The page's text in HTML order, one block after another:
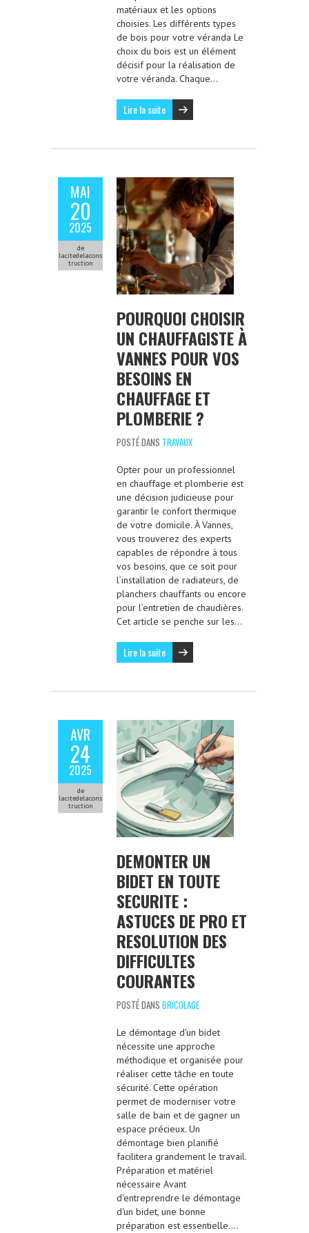
matériaux et les options
choisies. Les différents types
de bois pour votre véranda Le
choix du bois est un élément
décisif pour la réalisation de
votre véranda. Chaque…
Lire la suite
MAI
20
2025
de
lacitedelacons
truction
POURQUOI CHOISIR
UN CHAUFFAGISTE À
VANNES POUR VOS
BESOINS EN
CHAUFFAGE ET
PLOMBERIE ?
POSTÉ DANS TRAVAUX
Opter pour un professionnel
en chauffage et plomberie est
une décision judicieuse pour
garantir le confort thermique
de votre domicile. À Vannes,
vous trouverez des experts
capables de répondre à tous
vos besoins, que ce soit pour
l’installation de radiateurs, de
planchers chauffants ou encore
pour l’entretien de chaudières.
Cet article se penche sur les…
Lire la suite
AVR
24
2025
de
lacitedelacons
truction
DEMONTER UN
BIDET EN TOUTE
SECURITE :
ASTUCES DE PRO ET
RESOLUTION DES
DIFFICULTES
COURANTES
POSTÉ DANS BRICOLAGE
Le démontage d'un bidet
nécessite une approche
méthodique et organisée pour
réaliser cette tâche en toute
sécurité. Cette opération
permet de moderniser votre
salle de bain et de gagner un
espace précieux. Un
démontage bien planifié
facilitera grandement le travail.
Préparation et matériel
nécessaire Avant
d'entreprendre le démontage
d'un bidet, une bonne
préparation est essentielle….